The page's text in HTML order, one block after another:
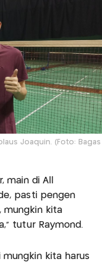
Joaquin. (Foto: Bagas
main di All
pasti pengen
mungkin kita
tutur Raymond.
mungkin kita harus